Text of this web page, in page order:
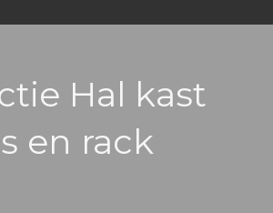
Hal kast
en rack